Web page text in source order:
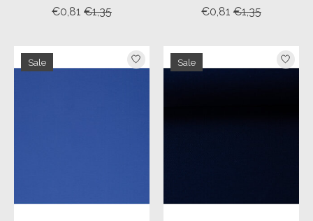
€0,81 €1,35
€0,81 €1,35
Sale Sale